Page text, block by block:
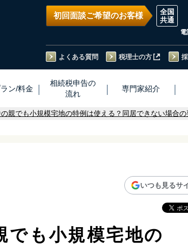
初回面談ご希望のお客様
よくある質問 税理士の方
ン/料金
相続税申告の
流れ
専門家紹介
親でも小規模宅地の特例は使える？同居できない場合
いつも見るサ
でも小規模宅地の